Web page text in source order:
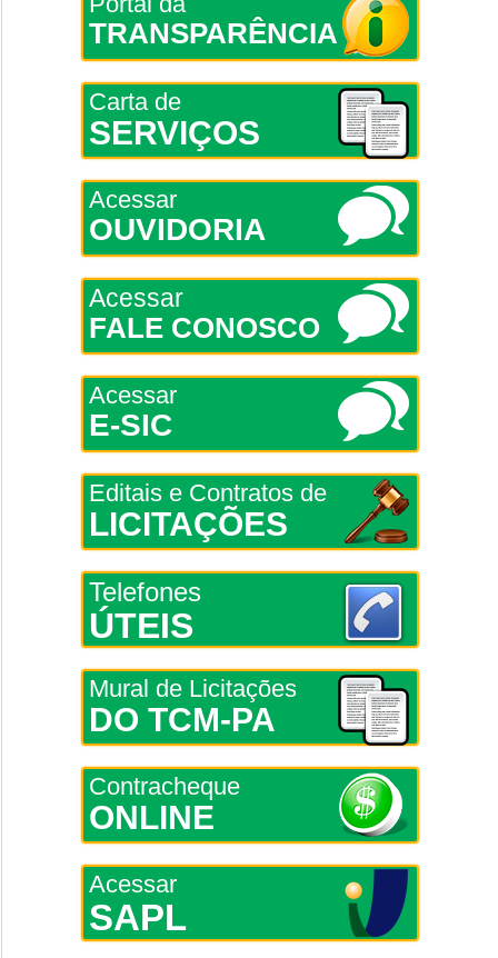
TRANSPARÊNCIA
Carta de
SERVIÇOS
Acessar
OUVIDORIA
Acessar
FALE CONOSCO
Acessar
E-SIC
Editais e Contratos de
LICITAÇÕES
Telefones
ÚTEIS
Mural de Licitações
DO TCM-PA
Contracheque
ONLINE
Acessar
SAPL